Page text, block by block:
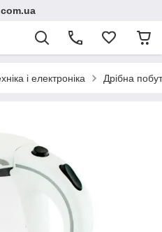
і електроніка Дрібна